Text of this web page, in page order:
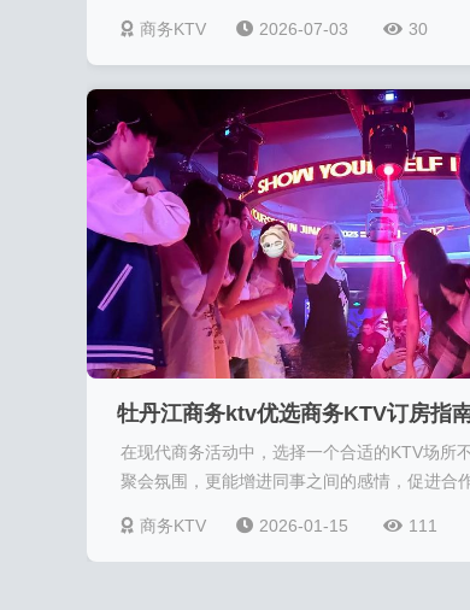
源，其中商务KTV凭借其专业化的服务和舒适
商务人士理想的选择。特别是在阳明区，许多
为客户提供了便捷的订房体验和优质的服务，
好评。商务K
商务KTV 2026-07-03 30
牡丹江商务ktv优选商务KTV订房指
KTV订房
在现代商务活动中，选择一个合适的KTV场所
聚会氛围，更能增进同事之间的感情，促进合
家环境优雅、服务周到的商务KTV尤为重要。本
“牡丹江商务ktv”、“阳明区商务ktv”以及“商务
商务KTV 2026-01-15 111